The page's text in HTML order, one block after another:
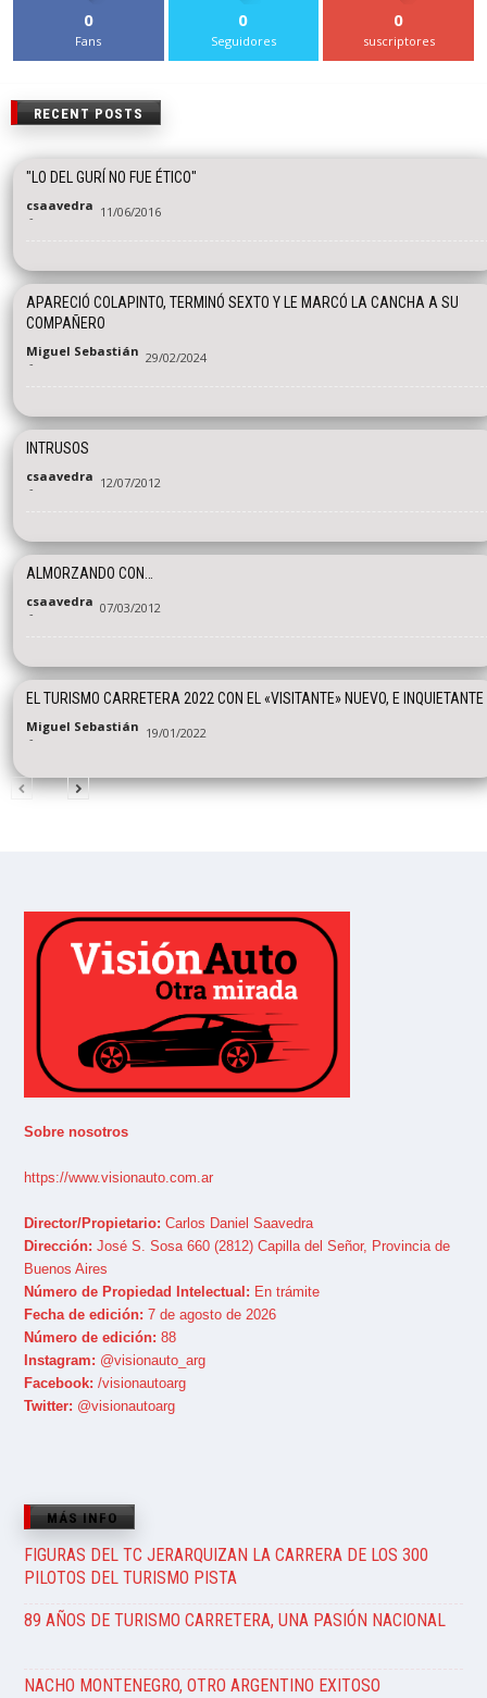
0
Fans
0
Seguidores
0
suscriptores
RECENT POSTS
"LO DEL GURÍ NO FUE ÉTICO"
csaavedra
- 11/06/2016
APARECIÓ COLAPINTO, TERMINÓ SEXTO Y LE MARCÓ LA CANCHA A SU
COMPAÑERO
Miguel Sebastián
- 29/02/2024
INTRUSOS
csaavedra
- 12/07/2012
ALMORZANDO CON…
csaavedra
- 07/03/2012
EL TURISMO CARRETERA 2022 CON EL «VISITANTE» NUEVO, E INQUIETANTE
Miguel Sebastián
- 19/01/2022
Sobre nosotros
https://www.visionauto.com.ar
Director/Propietario: Carlos Daniel Saavedra
Dirección: José S. Sosa 660 (2812) Capilla del Señor, Provincia de
Buenos Aires
Número de Propiedad Intelectual: En trámite
Fecha de edición: 7 de agosto de 2026
Número de edición: 88
Instagram: @visionauto_arg
Facebook: /visionautoarg
Twitter: @visionautoarg
MÁS INFO
FIGURAS DEL TC JERARQUIZAN LA CARRERA DE LOS 300
PILOTOS DEL TURISMO PISTA
89 AÑOS DE TURISMO CARRETERA, UNA PASIÓN NACIONAL
NACHO MONTENEGRO, OTRO ARGENTINO EXITOSO